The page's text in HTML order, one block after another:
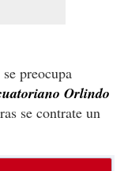
preocupa
Orlindo
se contrate un